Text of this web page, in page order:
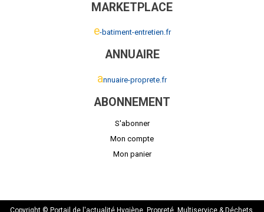
MARKETPLACE
e-batiment-entretien.fr
ANNUAIRE
annuaire-proprete.fr
ABONNEMENT
S'abonner
Mon compte
Mon panier
Copyright © Portail de l'actualité Hygiène, Propreté, Multiservice & Déchets.